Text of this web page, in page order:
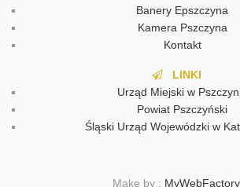
Banery Epszczyna
Kamera Pszczyna
Kontakt
LINKI
Urząd Miejski w
Powiat Pszczyński
Śląski Urząd Wojewódzki w
Make by : MyWebFactory